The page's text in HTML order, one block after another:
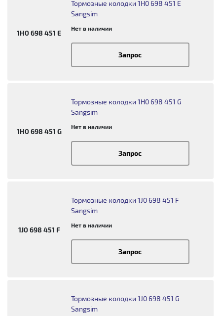
1H0 698 451 E
Тормозные колодки 1H0 698 451 E
Sangsim
Нет в наличии
Запрос
1H0 698 451 G
Тормозные колодки 1H0 698 451 G
Sangsim
Нет в наличии
Запрос
1J0 698 451 F
Тормозные колодки 1J0 698 451 F
Sangsim
Нет в наличии
Запрос
Тормозные колодки 1J0 698 451 G
Sangsim